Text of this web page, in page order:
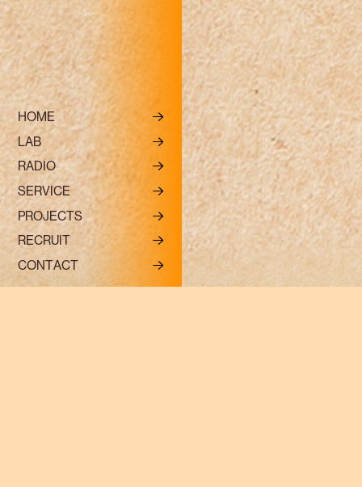
HOME
LAB
RADIO
SERVICE
PROJECTS
RECRUIT
CONTACT